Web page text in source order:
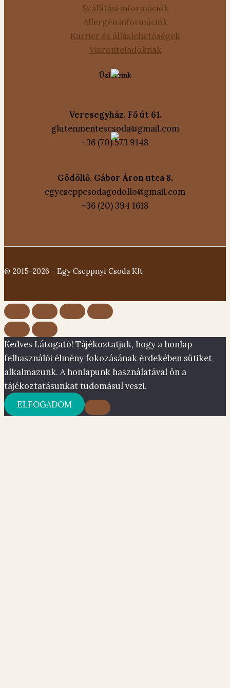
Szállítási információk
Allergén információk
Karrier és álláslehetőségek
Viszonteladóknak
Üzleteink
Veresegyház, Fő út 61.
glutenmentescsoda@gmail.com
+36 (70) 573 9148
Gödöllő, Gábor Áron utca 8.
egycseppcsodagodollo@gmail.com
+36 (20) 394 1618
@ 2015-2026 - Egy Cseppnyi Csoda Kft
Kedves Látogató! Tájékoztatjuk, hogy a honlap
felhasználói élmény fokozásának érdekében sütiket
alkalmazunk. A honlapunk használatával ön a
tájékoztatásunkat tudomásul veszi.
ELFOGADOM